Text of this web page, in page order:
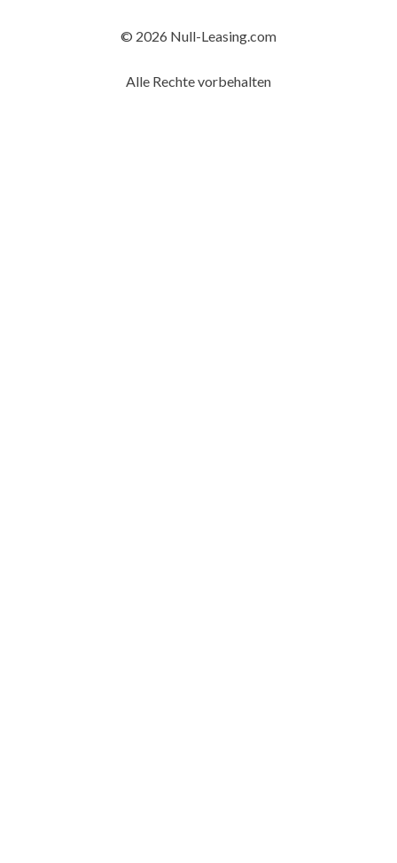
© 2026 Null-Leasing.com
Alle Rechte vorbehalten